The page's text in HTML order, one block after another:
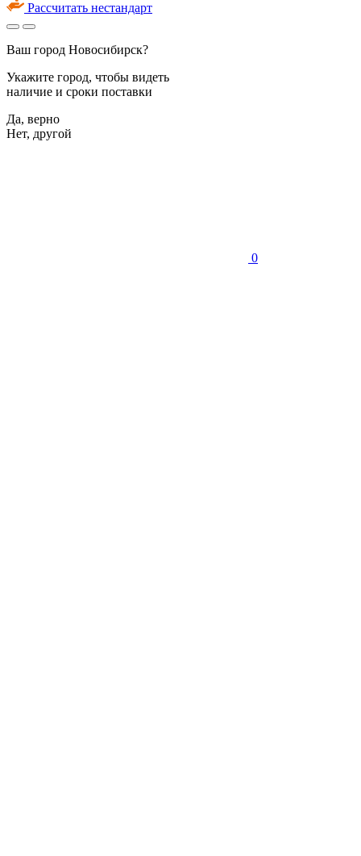
Рассчитать нестандарт
Ваш город Новосибирск?
Укажите город, чтобы видеть
наличие и сроки поставки
Да, верно
Нет, другой
0